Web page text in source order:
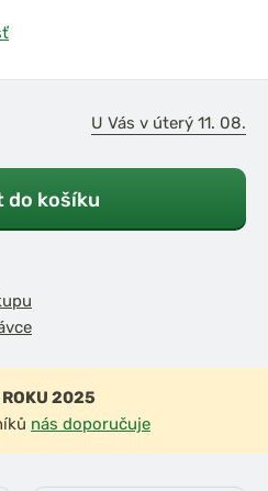
U Vás v úterý 11. 08.
do košíku
2025
nás doporučuje